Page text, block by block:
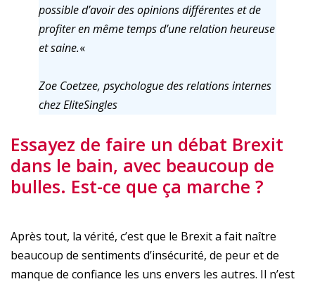
possible d’avoir des opinions différentes et de
profiter en même temps d’une relation heureuse
et saine.«
Zoe Coetzee, psychologue des relations internes
chez EliteSingles
Essayez de faire un débat Brexit
dans le bain, avec beaucoup de
bulles. Est-ce que ça marche ?
Après tout, la vérité, c’est que le Brexit a fait naître
beaucoup de sentiments d’insécurité, de peur et de
manque de confiance les uns envers les autres. Il n’est